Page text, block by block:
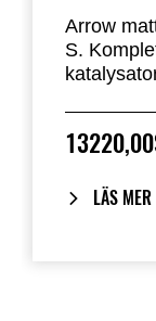
Arrow
S.
sportigt
har ECE-
LÄS MER